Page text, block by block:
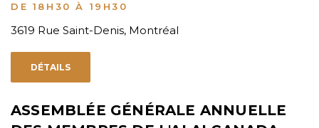
DE 18H30 À 19H30
3619 Rue Saint-Denis, Montréal
DÉTAILS
ASSEMBLÉE GÉNÉRALE ANNUELLE